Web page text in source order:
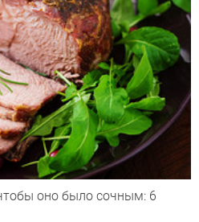
оно было сочным: 6